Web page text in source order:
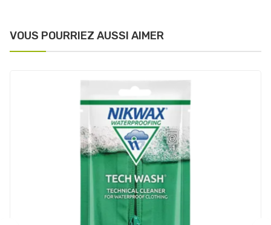
VOUS POURRIEZ AUSSI AIMER